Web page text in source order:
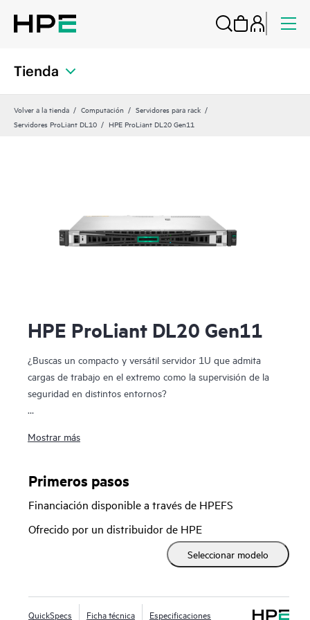
Tienda
Volver a la tienda Computación
Servidores para rack
Servidores ProLiant DL10
HPE ProLiant DL20 Gen11
HPE ProLiant DL20 Gen11
¿Buscas un compacto y versátil servidor 1U que admita
cargas de trabajo en el extremo como la supervisión de la
seguridad en distintos entornos?
servidor compacto y versátil con seguridad mejorada a un
profundidad en oficinas pequeñas, remotas o sucursales,
como una plataforma de punto de venta potente en
entornos de transporte, hostelería o de venta al por menor,
o como una configuración flexible para la personalización de
entornos con limitaciones de espacio de clientes militares y
gubernamentales. Este servidor 1U de un socket combina
capacidades de clase empresarial a un precio increíble, lo
Mostrar más
Primeros pasos
Financiación disponible a través de HPEFS
Ofrecido por un distribuidor de HPE
Seleccionar modelo
QuickSpecs Ficha técnica Especificaciones